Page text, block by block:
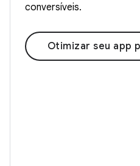
conversíveis.
Otimizar seu app